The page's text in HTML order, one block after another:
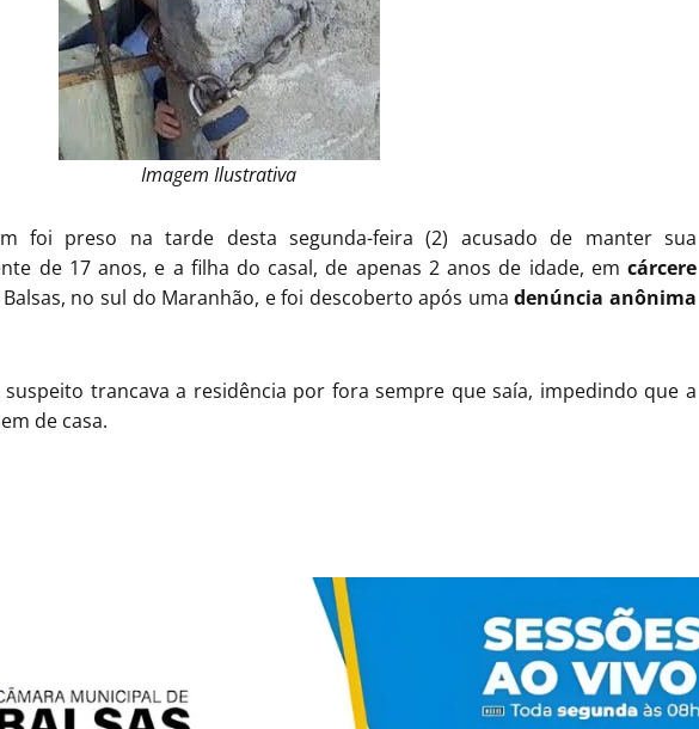
Imagem Ilustrativa
foi preso na tarde desta segunda-feira (2) acusado de manter sua
de 17 anos, e a filha do casal, de apenas 2 anos de idade, em cárcere
no sul do Maranhão, e foi descoberto após umadenúncia anônima
suspeito trancava a residência por fora sempre que saía, impedindo que a
de casa.